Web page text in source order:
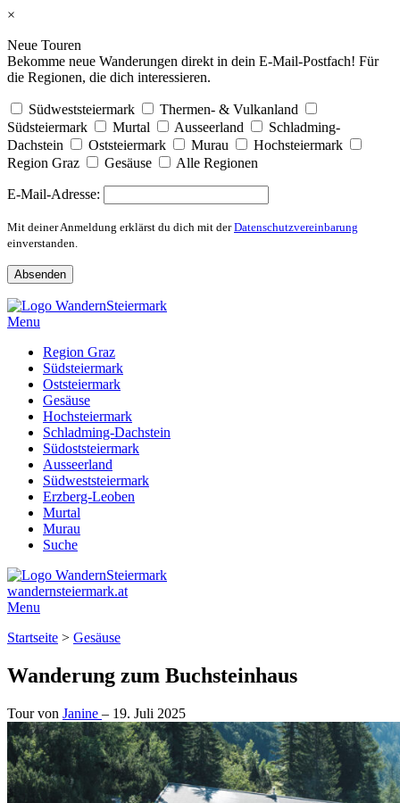
×
Neue Touren
Bekomme neue Wanderungen direkt in dein E-Mail-Postfach! Für
die Regionen, die dich interessieren.
Südweststeiermark
Thermen- & Vulkanland
Südsteiermark
Murtal Ausseerland
Schladming-
Dachstein
Oststeiermark Murau
Hochsteiermark
Region Graz
Gesäuse Alle Regionen
E-Mail-Adresse:
Mit deiner Anmeldung erklärst du dich mit derDatenschutzvereinbarung
einverstanden.
Skip
to
Menu
Region Graz
Südsteiermark
Oststeiermark
Gesäuse
Hochsteiermark
Schladming-Dachstein
Südoststeiermark
Ausseerland
Südweststeiermark
Erzberg-Leoben
Murtal
Murau
Suche
wandernsteiermark.at
Menu
Startseite > Gesäuse
Wanderung zum Buchsteinhaus
Tour von Janine – 19. Juli 2025